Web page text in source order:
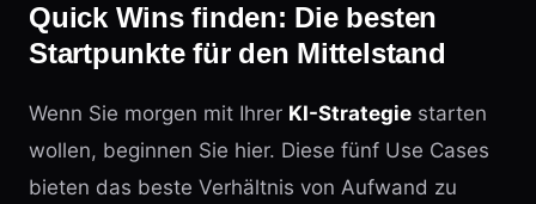
Quick Wins finden: Die besten
Startpunkte für den Mittelstand
Wenn Sie morgen mit Ihrer KI-Strategie starten
wollen, beginnen Sie hier. Diese fünf Use Cases
bieten das beste Verhältnis von Aufwand zu